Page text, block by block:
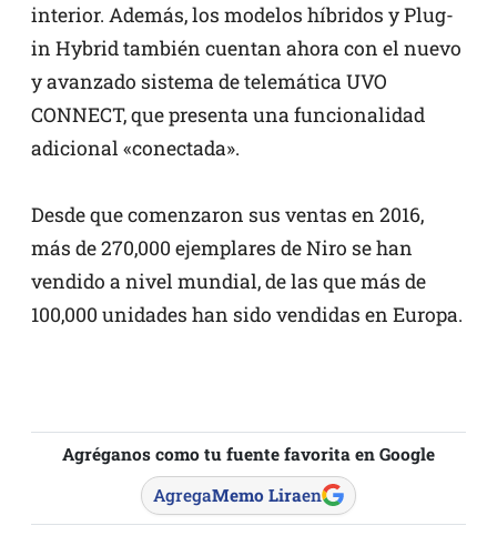
interior. Además, los modelos híbridos y Plug-
in Hybrid también cuentan ahora con el nuevo
y avanzado sistema de telemática UVO
CONNECT, que presenta una funcionalidad
adicional «conectada».
Desde que comenzaron sus ventas en 2016,
más de 270,000 ejemplares de Niro se han
vendido a nivel mundial, de las que más de
100,000 unidades han sido vendidas en Europa.
Agréganos como tu fuente favorita en Google
AgregaMemo Liraen